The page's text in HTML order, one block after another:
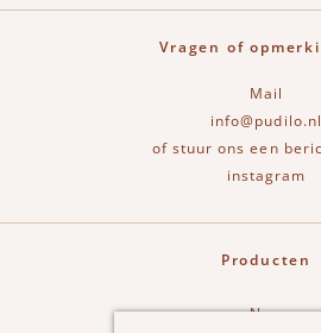
Vragen of
Mail
info@pudilo.nl
of stuur ons een
instagram
Producten
New